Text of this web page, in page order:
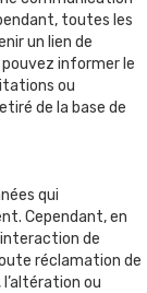
toutes les
un lien de
pouvez informer le
ou
de la base de
qui
Cependant, en
de
réclamation de
ou